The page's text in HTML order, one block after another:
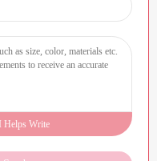
Helps Write